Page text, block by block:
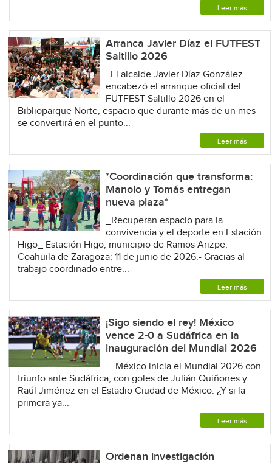
Leer más
Arranca Javier Díaz el FUTFEST
Saltillo 2026
El alcalde Javier Díaz González
encabezó el arranque oficial del
FUTFEST Saltillo 2026 en el
Biblioparque Norte, espacio que durante más de un mes
se convertirá en el punto...
Leer más
*Coordinación que transforma:
Manolo y Tomás entregan
nueva plaza*
_Recuperan espacio para la
convivencia y el deporte en Estación
Higo_ Estación Higo, municipio de Ramos Arizpe,
Coahuila de Zaragoza; 11 de junio de 2026.- Gracias al
trabajo coordinado entre...
Leer más
¡Sigo siendo el rey! México
vence 2-0 a Sudáfrica en la
inauguración del Mundial 2026
México inicia el Mundial 2026 con
triunfo ante Sudáfrica, con goles de Julián Quiñones y
Raúl Jiménez en el Estadio Ciudad de México. ¿Y si la
primera ya...
Leer más
Ordenan investigación